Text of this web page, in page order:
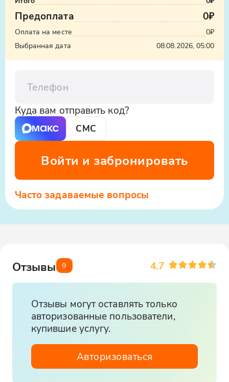
культуру региона и увидеть самые
впечатляющие достопримечательности
Ингушетии.
ООО «Яндекс.Такси», ИНН: 7704340310,
erid:5jtCeReNx12oajvEYHEZWY9
Предоплата 0₽
Оплата на месте
0₽
Выбранная дата
08.08.2026, 05:00
Куда вам отправить код?
СМС
Войти и забронировать
Часто задаваемые вопросы
Отзывы 9 4.7
Отзывы могут оставлять только
авторизованные пользователи,
купившие услугу.
Авторизоваться